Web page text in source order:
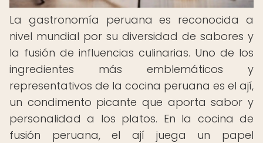
La gastronomía peruana es reconocida a
nivel mundial por su diversidad de sabores y
la fusión de influencias culinarias. Uno de los
ingredientes más emblemáticos y
representativos de la cocina peruana es el ají,
un condimento picante que aporta sabor y
personalidad a los platos. En la cocina de
fusión peruana, el ají juega un papel